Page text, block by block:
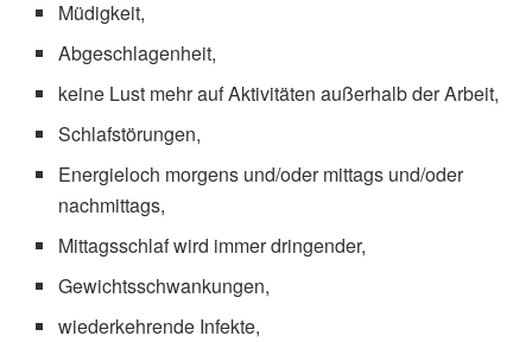
Müdigkeit,
Abgeschlagenheit,
keine Lust mehr auf Aktivitäten außerhalb der Arbeit,
Schlafstörungen,
Energieloch morgens und/oder mittags und/oder
nachmittags,
Mittagsschlaf wird immer dringender,
Gewichtsschwankungen,
wiederkehrende Infekte,